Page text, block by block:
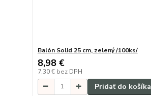
Balón Solid 25 cm, zelený /100ks/
8,98 €
7,30 € bez DPH
Pridať do košíka